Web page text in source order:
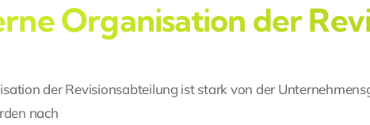
Organisation der
der Revisionsabteilung ist stark von der
nach